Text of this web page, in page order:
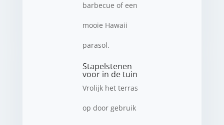
barbecue of een
mooie Hawaii
parasol.
Stapelstenen
voor in de tuin
Vrolijk het terras
op door gebruik